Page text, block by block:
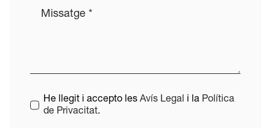
He llegit i accepto les Avís Legal i la Política
de Privacitat.